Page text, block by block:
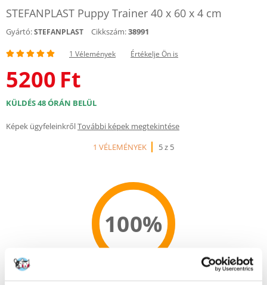
STEFANPLAST Puppy Trainer 40 x 60 x 4 cm
Gyártó:STEFANPLAST Cikkszám:38991
1 Vélemények Értékelje Ön is
5200 Ft
KÜLDÉS 48 ÓRÁN BELÜL
Képek ügyfeleinkrőlTovábbi képek megtekintése
1 VÉLEMÉNYEK
5 z 5
100%